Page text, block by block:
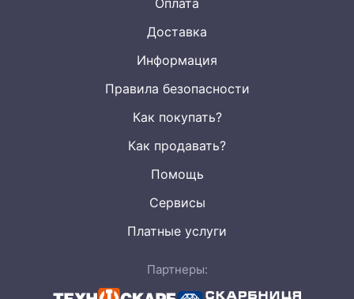
Оплата
Доставка
Информация
Правила безопасности
Как покупать?
Как продавать?
Помощь
Сервисы
Платные услуги
Партнеры: